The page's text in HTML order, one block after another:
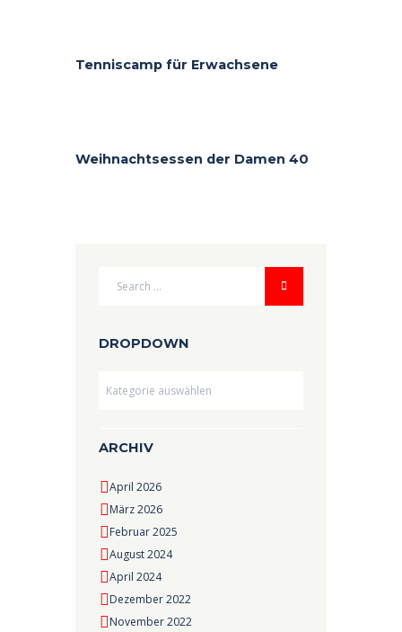
Tenniscamp für Erwachsene
Weihnachtsessen der Damen 40
DROPDOWN
ARCHIV
April 2026
März 2026
Februar 2025
August 2024
April 2024
Dezember 2022
November 2022